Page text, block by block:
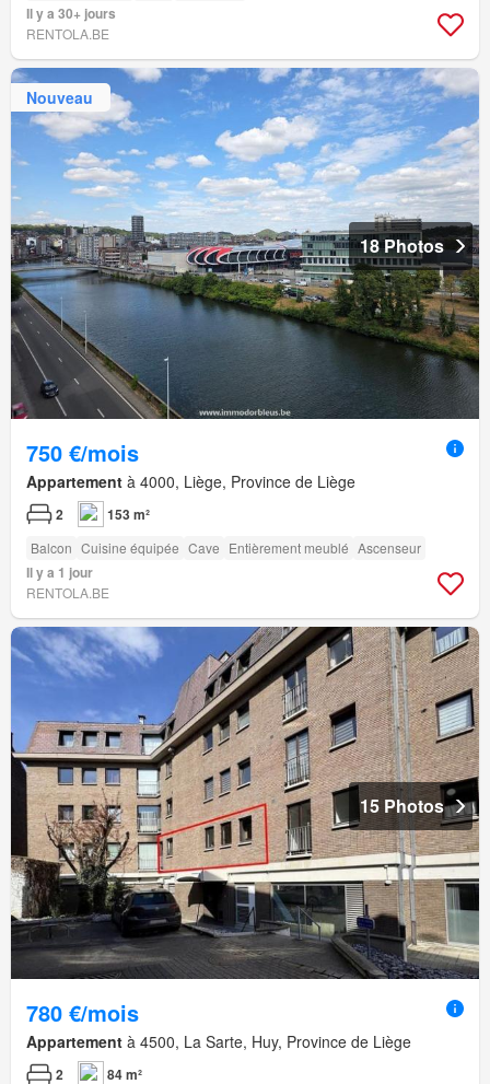
Il y a 30+ jours
RENTOLA.BE
Nouveau
18 Photos
750 €/mois
Appartement à 4000, Liège, Province de Liège
2 153 m²
Balcon Cuisine équipée Cave Entièrement meublé Ascenseur
Il y a 1 jour
RENTOLA.BE
15 Photos
780 €/mois
Appartement à 4500, La Sarte, Huy, Province de Liège
2 84 m²